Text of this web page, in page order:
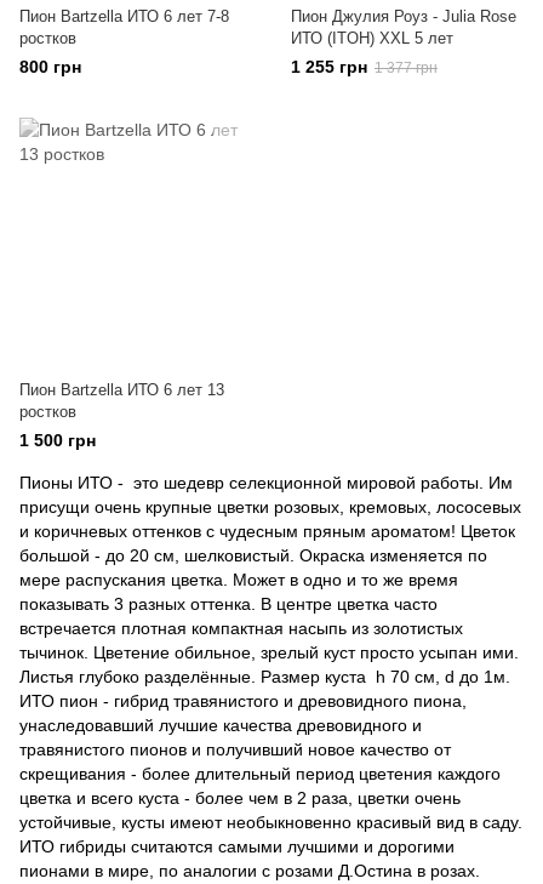
Пион Bartzella ИТО 6 лет 7-8
ростков
800 грн
Пион Джулия Роуз - Julia Rose
ИТО (ITOH) XXL 5 лет
1 255 грн 1 377 грн
Пион Bartzella ИТО 6 лет 13
ростков
1 500 грн
Пионы ИТО - это шедевр селекционной мировой работы. Им
присущи очень крупные цветки розовых, кремовых, лососевых
и коричневых оттенков с чудесным пряным ароматом! Цветок
большой - до 20 см, шелковистый. Окраска изменяется по
мере распускания цветка. Может в одно и то же время
показывать 3 разных оттенка. В центре цветка часто
встречается плотная компактная насыпь из золотистых
тычинок. Цветение обильное, зрелый куст просто усыпан ими.
Листья глубоко разделённые. Размер куста h 70 см, d до 1м.
ИТО пион - гибрид травянистого и древовидного пиона,
унаследовавший лучшие качества древовидного и
травянистого пионов и получивший новое качество от
скрещивания - более длительный период цветения каждого
цветка и всего куста - более чем в 2 раза, цветки очень
устойчивые, кусты имеют необыкновенно красивый вид в саду.
ИТО гибриды считаются самыми лучшими и дорогими
пионами в мире, по аналогии с розами Д.Остина в розах.